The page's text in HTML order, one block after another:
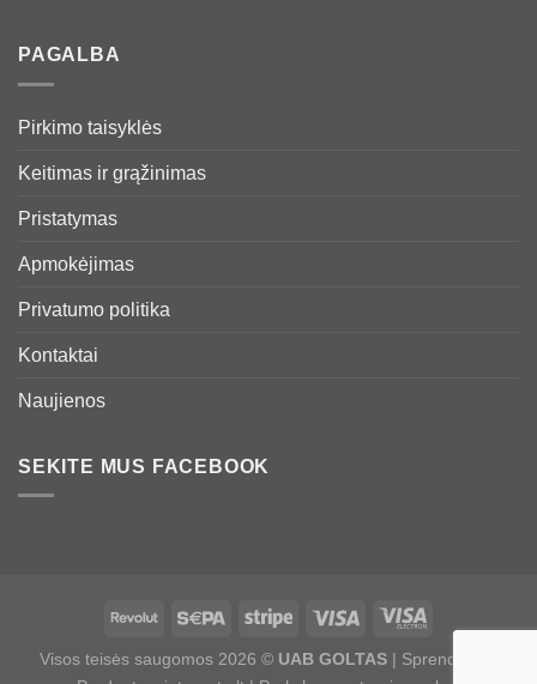
PAGALBA
Pirkimo taisyklės
Keitimas ir grąžinimas
Pristatymas
Apmokėjimas
Privatumo politika
Kontaktai
Naujienos
SEKITE MUS FACEBOOK
Visos teisės saugomos 2026 © UAB GOLTAS | Sprendimas: